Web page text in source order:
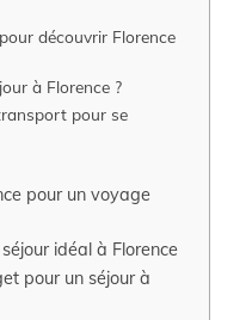
découvrir Florence
à Florence ?
pour se
pour un voyage
idéal à Florence
pour un séjour à